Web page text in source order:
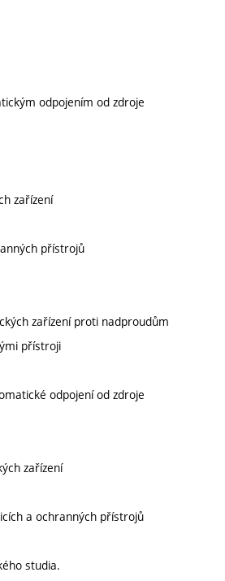
odpojením od zdroje
zařízení
přístrojů
zařízení proti nadproudům
přístroji
odpojení od zdroje
zařízení
a ochranných přístrojů
studia.